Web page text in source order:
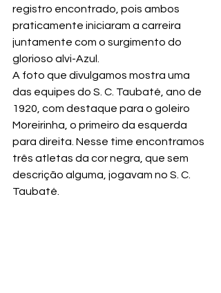
registro encontrado, pois ambos
praticamente iniciaram a carreira
juntamente com o surgimento do
glorioso alvi-Azul.
A foto que divulgamos mostra uma
das equipes do S. C. Taubaté, ano de
1920, com destaque para o goleiro
Moreirinha, o primeiro da esquerda
para direita. Nesse time encontramos
três atletas da cor negra, que sem
descrição alguma, jogavam no S. C.
Taubaté.